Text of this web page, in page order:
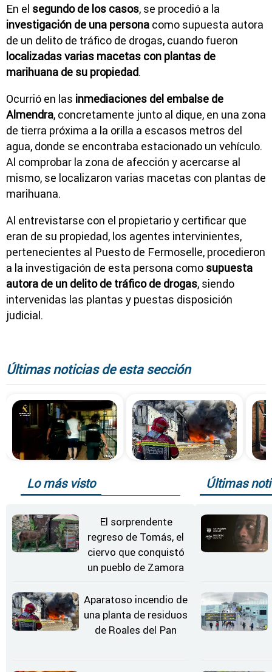
En el segundo de los casos, se procedió a la
investigación de una persona como supuesta autora
de un delito de tráfico de drogas, cuando fueron
localizadas varias macetas con plantas de
marihuana de su propiedad.
Ocurrió en las inmediaciones del embalse de
Almendra, concretamente junto al dique, en una zona
de tierra próxima a la orilla a escasos metros del
agua, donde se encontraba estacionado un vehículo.
Al comprobar la zona de afección y acercarse al
mismo, se localizaron varias macetas con plantas de
marihuana.
Al entrevistarse con el propietario y certificar que
eran de su propiedad, los agentes intervinientes,
pertenecientes al Puesto de Fermoselle, procedieron
a la investigación de esta persona como supuesta
autora de un delito de tráfico de drogas, siendo
intervenidas las plantas y puestas disposición
judicial.
Últimas noticias de esta sección
Lo más visto
El sorprendente
regreso de Tomás, el
ciervo que conquistó
un pueblo de Zamora
Aparatoso incendio de
una planta de residuos
de Roales del Pan
Últimas